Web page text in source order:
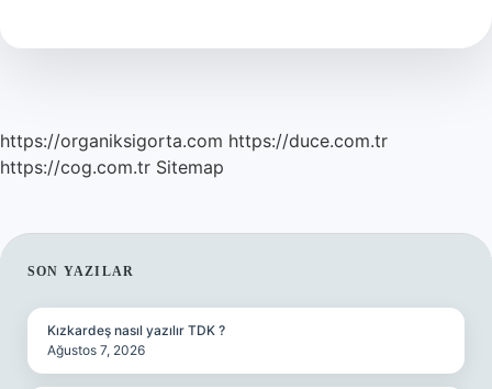
https://organiksigorta.com https://duce.com.tr
https://cog.com.tr Sitemap
SIDEBAR
SON YAZILAR
Kızkardeş nasıl yazılır TDK ?
Ağustos 7, 2026